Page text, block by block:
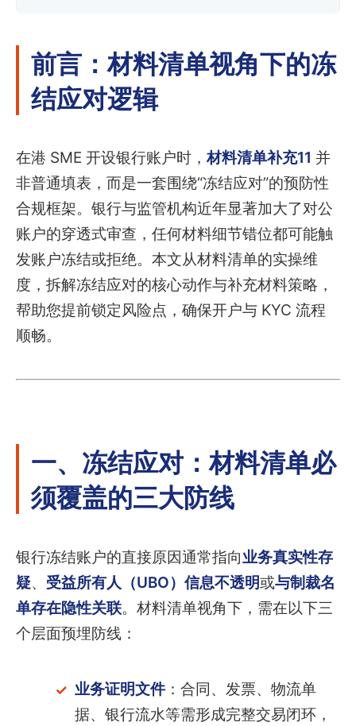
前言：材料清单视角下的冻
结应对逻辑
在港 SME 开设银行账户时，材料清单补充11 并
非普通填表，而是一套围绕“冻结应对”的预防性
合规框架。银行与监管机构近年显著加大了对公
账户的穿透式审查，任何材料细节错位都可能触
发账户冻结或拒绝。本文从材料清单的实操维
度，拆解冻结应对的核心动作与补充材料策略，
帮助您提前锁定风险点，确保开户与 KYC 流程
顺畅。
一、冻结应对：材料清单必
须覆盖的三大防线
银行冻结账户的直接原因通常指向业务真实性存
疑、 受益所有人（UBO）信息不透明或与制裁名
单存在隐性关联。材料清单视角下，需在以下三
个层面预埋防线：
业务证明文件：合同、发票、物流单
据、银行流水等需形成完整交易闭环，